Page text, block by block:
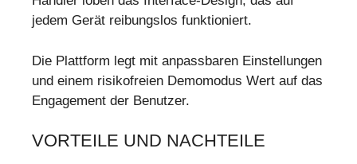
jedem Gerät reibungslos funktioniert.
Die Plattform legt mit anpassbaren Einstellungen
und einem risikofreien Demomodus Wert auf das
Engagement der Benutzer.
VORTEILE UND NACHTEILE